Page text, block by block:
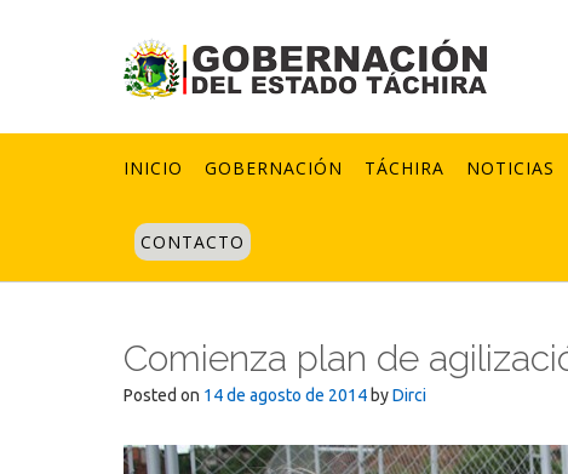
INICIO GOBERNACIÓN TÁCHIRA NOTICIAS
CONTACTO
Comienza plan de
Posted on 14 de agosto de 2014 byDirci